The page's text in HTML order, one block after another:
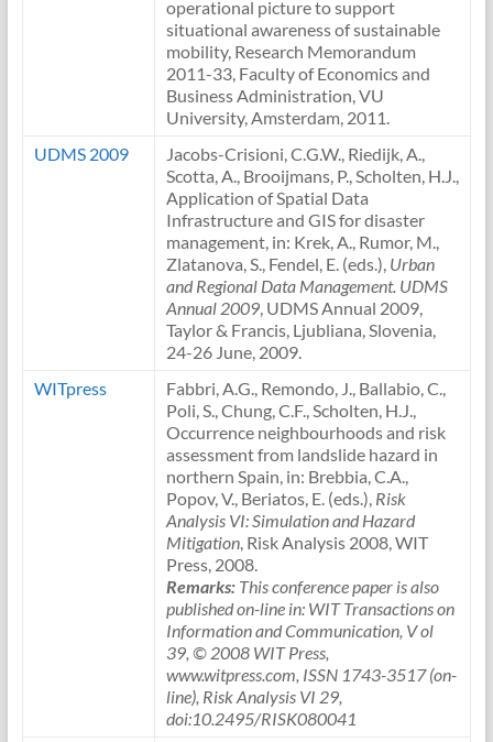
operational picture to support
situational awareness of sustainable
mobility, Research Memorandum
2011-33, Faculty of Economics and
Business Administration, VU
University, Amsterdam, 2011.
UDMS 2009
Jacobs-Crisioni, C.G.W., Riedijk, A.,
Scotta, A., Brooijmans, P., Scholten, H.J.,
Application of Spatial Data
Infrastructure and GIS for disaster
management, in: Krek, A., Rumor, M.,
Zlatanova, S., Fendel, E. (eds.), Urban
and Regional Data Management. UDMS
Annual 2009, UDMS Annual 2009,
Taylor & Francis, Ljubliana, Slovenia,
24-26 June, 2009.
WITpress
Fabbri, A.G., Remondo, J., Ballabio, C.,
Poli, S., Chung, C.F., Scholten, H.J.,
Occurrence neighbourhoods and risk
assessment from landslide hazard in
northern Spain, in: Brebbia, C.A.,
Popov, V., Beriatos, E. (eds.), Risk
Analysis VI: Simulation and Hazard
Mitigation, Risk Analysis 2008, WIT
Press, 2008.
Remarks: This conference paper is also
published on-line in: WIT Transactions on
Information and Communication, V ol
39, © 2008 WIT Press,
www.witpress.com, ISSN 1743-3517 (on-
line), Risk Analysis VI 29,
doi:10.2495/RISK080041